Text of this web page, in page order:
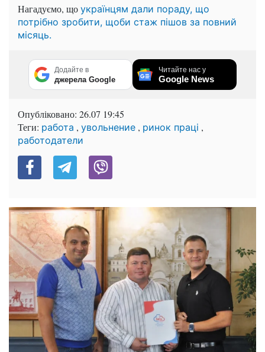
Нагадуємо, що українцям дали пораду, що
потрібно зробити, щоби стаж пішов за повний
місяць.
Додайте в
джерела Google
Читайте нас у
Google News
Опубліковано: 26.07 19:45
Теги: работа , увольнение , ринок праці ,
работодатели